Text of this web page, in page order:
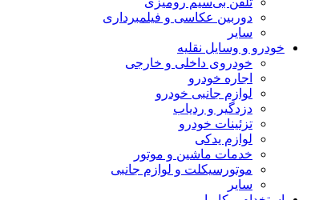
دوربین عکاسی و فیلمبرداری
سایر
خودرو و وسایل نقلیه
خودروی داخلی و خارجی
اجاره خودرو
لوازم جانبی خودرو
دزدگیر و ردیاب
تزئینات خودرو
لوازم یدکی
خدمات ماشین و موتور
موتورسیکلت و لوازم جانبی
سایر